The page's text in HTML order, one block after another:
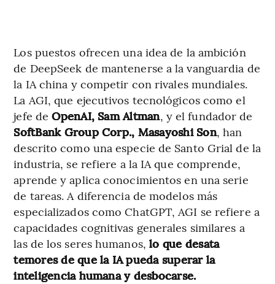
Los puestos ofrecen una idea de la ambición
de DeepSeek de mantenerse a la vanguardia de
la IA china y competir con rivales mundiales.
La AGI, que ejecutivos tecnológicos como el
jefe de OpenAI, Sam Altman, y el fundador de
SoftBank Group Corp., Masayoshi Son, han
descrito como una especie de Santo Grial de la
industria, se refiere a la IA que comprende,
aprende y aplica conocimientos en una serie
de tareas. A diferencia de modelos más
especializados como ChatGPT, AGI se refiere a
capacidades cognitivas generales similares a
las de los seres humanos, lo que desata
temores de que la IA pueda superar la
inteligencia humana y desbocarse.